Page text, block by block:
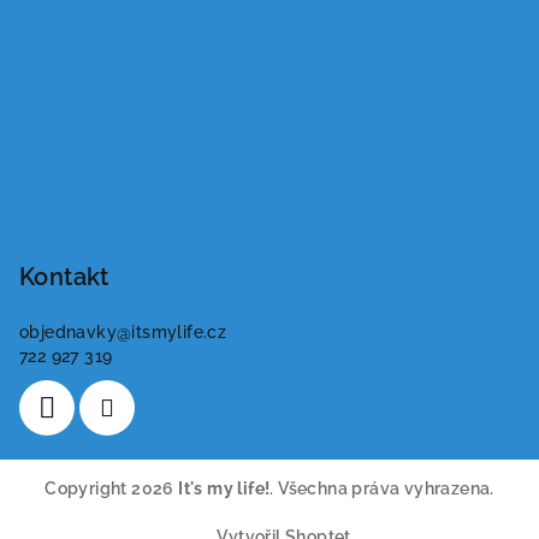
Kontakt
objednavky@itsmylife.cz
722 927 319
Copyright 2026 It's my life!. Všechna práva vyhrazena.